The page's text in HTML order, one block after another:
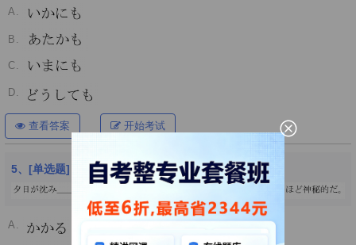
A.
B.
C.
D.
查看答案 开始考试
5、[单选题]
A.